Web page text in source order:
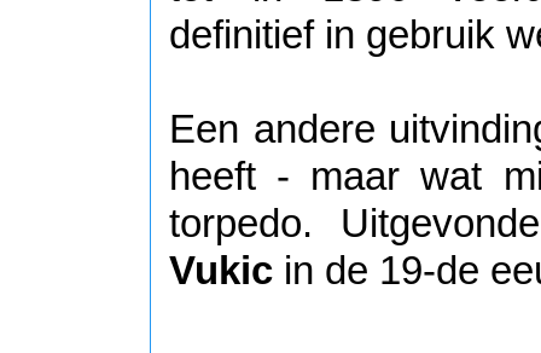
definitief in gebruik
Een andere
heeft - maar wat
torpedo.
Vukic in de 19-de